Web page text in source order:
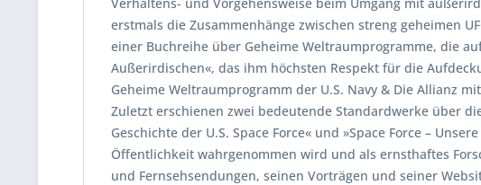
erstmals die Zusammenhänge zwischen streng geheimen
einer Buchreihe über Geheime Weltraumprogramme, die
Außerirdischen«, das ihm höchsten Respekt für die
Geheime Weltraumprogramm der U.S. Navy & Die Allianz
Zuletzt erschienen zwei bedeutende Standardwerke über
Geschichte der U.S. Space Force« und »Space Force –
Öffentlichkeit wahrgenommen wird und als ernsthaftes
und Fernsehsendungen, seinen Vorträgen und seiner